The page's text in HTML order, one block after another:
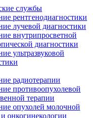
службы
рентгенодиагностики
лучевой диагностики
внутрипросветной
диагностики
ультразвуковой
радиотерапии
противоопухолевой
терапии
опухолей молочной
онкогинекологии